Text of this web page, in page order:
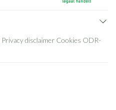
Privacy disclaimer Cookies ODR-